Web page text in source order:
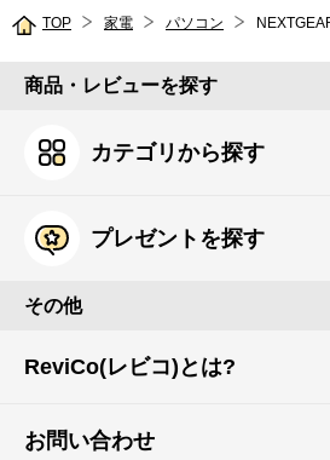
TOP 家電 パソコン
商品・レビューを探す
カテゴリから探す
プレゼントを探す
その他
ReviCo(レビコ)とは?
お問い合わせ